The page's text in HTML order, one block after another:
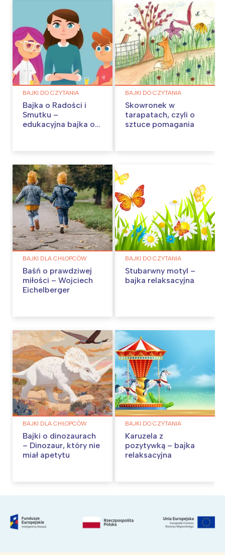
BAJKI DO CZYTANIA
Bajka o Radości i
Smutku –
edukacyjna bajka o
BAJKI DO CZYTANIA
Skowronek w
tarapatach, czyli o
sztuce pomagania
BAJKI DLA CHŁOPCÓW
Baśń o prawdziwej
miłości – Wojciech
Eichelberger
BAJKI DO CZYTANIA
Stubarwny motyl –
bajka relaksacyjna
BAJKI DLA CHŁOPCÓW
Bajki o dinozaurach
– Dinozaur, który nie
miał apetytu
BAJKI DO CZYTANIA
Karuzela z
pozytywką – bajka
relaksacyjna